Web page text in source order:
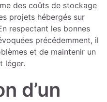
des coûts de stockage
projets hébergés sur
respectant les bonnes
précédemment, il
et de maintenir un
léger.
d’un